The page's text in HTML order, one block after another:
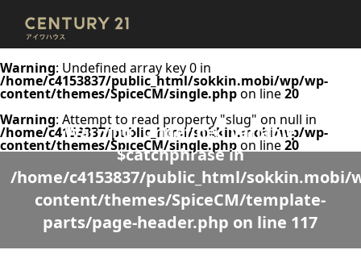
Warning: Undefined array key 0 in
/home/c4153837/public_html/sokkin.mobi/wp/wp-
content/themes/SpiceCM/single.phpon line20
Warning: Attempt to read property "slug" on null in
/home/c4153837/public_html/sokkin.mobi/wp/wp-
content/themes/SpiceCM/single.phpon line20
Warning: Undefined variable
$catchphrase in
/home/c4153837/public_html/sokkin.mobi/
content/themes/SpiceCM/template-
parts/page-header.php on line 117